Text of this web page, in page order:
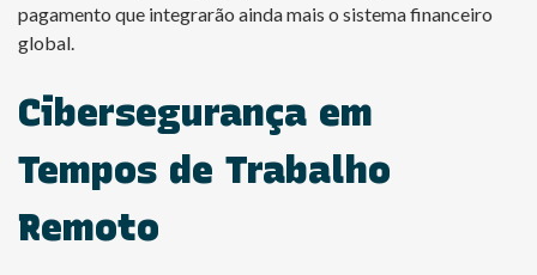
pagamento que integrarão ainda mais o sistema financeiro
global.
Cibersegurança em
Tempos de Trabalho
Remoto